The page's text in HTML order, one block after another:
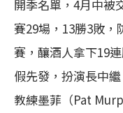
開季名單，4月中被
賽29場，13勝3敗，
賽，釀酒人拿下19
假先發，扮演長中
教練墨菲（Pat